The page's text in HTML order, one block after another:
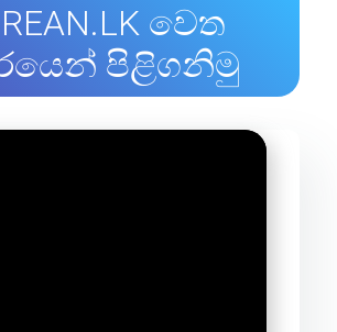
වෙත
පිළිගනිමු